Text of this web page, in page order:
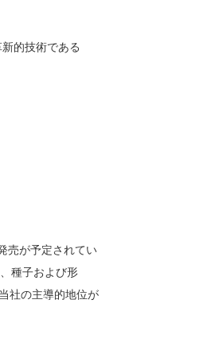
的技術である
売が予定されてい
種子および形
社の主導的地位が